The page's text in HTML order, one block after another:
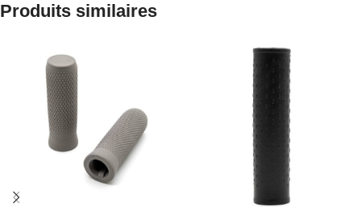
Produits similaires